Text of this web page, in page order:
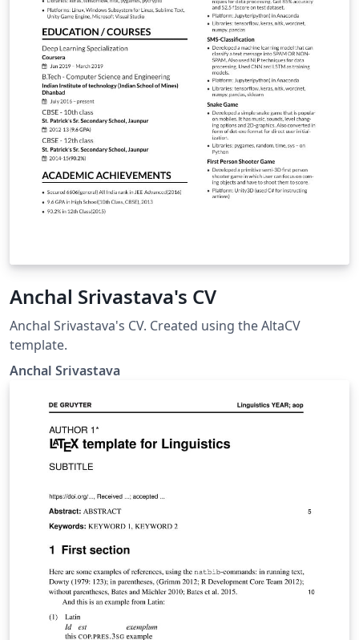
Anchal Srivastava's CV
Anchal Srivastava's CV. Created using the AltaCV
template.
Anchal Srivastava